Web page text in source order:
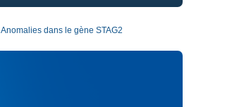
Anomalies dans le gène STAG2